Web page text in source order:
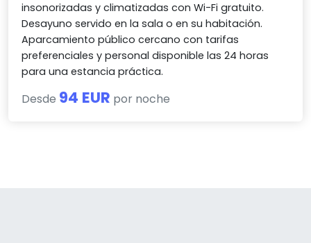
insonorizadas y climatizadas con Wi-Fi gratuito.
Desayuno servido en la sala o en su habitación.
Aparcamiento público cercano con tarifas
preferenciales y personal disponible las 24 horas
para una estancia práctica.
Desde 94 EUR por noche